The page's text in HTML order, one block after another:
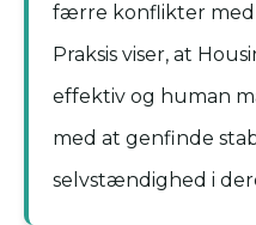
færre konflikter med
Praksis viser, at
effektiv og human
med at genfinde
selvstændighed i